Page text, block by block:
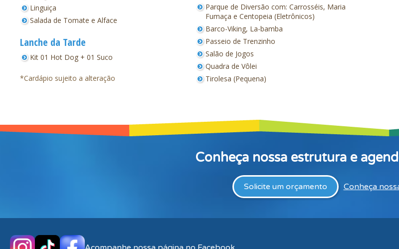
Linguiça
Salada de Tomate e Alface
Lanche da Tarde
Kit 01 Hot Dog + 01 Suco
*Cardápio sujeito a alteração
Parque de Diversão com: Carrosséis, Maria
Fumaça e Centopeia (Eletrônicos)
Barco-Viking, La-bamba
Passeio de Trenzinho
Salão de Jogos
Quadra de Vôlei
Tirolesa (Pequena)
Conheça nossa estrutura e
Solicite um orçamento Conheça